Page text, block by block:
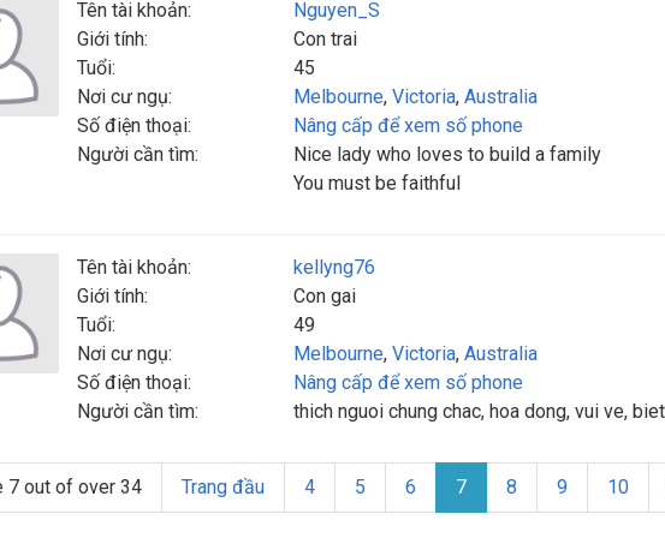
Tên tài khoản:
Nguyen_S
Giới tính:
Con trai
Tuổi:
45
Nơi cư ngụ:
Melbourne, Victoria, Australia
Số điện thoại:
Nâng cấp để xem số phone
Người cần tìm:
Nice lady who loves to build a family
You must be faithful
Tên tài khoản:
kellyng76
Giới tính:
Con gai
Tuổi:
49
Nơi cư ngụ:
Melbourne, Victoria, Australia
Số điện thoại:
Nâng cấp để xem số phone
Người cần tìm:
thich nguoi chung chac, hoa dong, vui ve,
7 out of over 34 Trang đầu 4 5 6 7 8 9 10